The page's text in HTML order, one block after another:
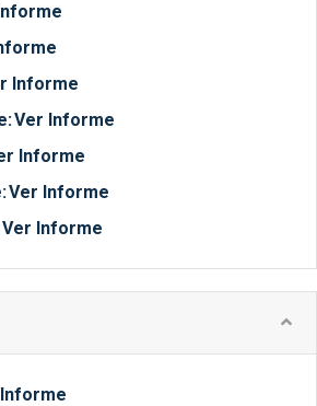
Informe
Ver Informe
Informe
Ver Informe
Ver Informe